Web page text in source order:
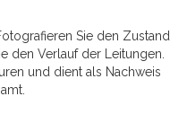
Sie den Zustand
den Verlauf der Leitungen.
und dient als Nachweis